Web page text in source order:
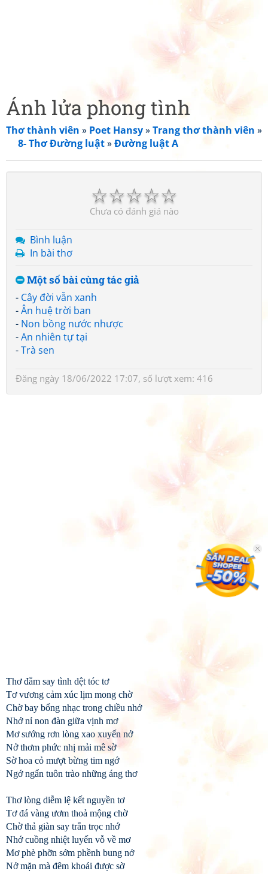
Ánh lửa phong tình
Thơ thành viên » Poet Hansy»Trang thơ thành viên »
8- Thơ Đường luật»Đường luật A
☆
☆
☆
☆
☆
Chưa có đánh giá nào
Bình luận
In bài thơ
Một số bài cùng tác giả
- Cây đời vẫn xanh
-Ân huệ trời ban
- Non bồng nước nhược
-An nhiên tự tại
-Trà sen
Đăng ngày 18/06/2022 17:07, số lượt xem: 416
Thơ đắm say tình dệt tóc tơ
Tơ vương cảm xúc lịm mong chờ
Chờ bay bổng nhạc trong chiều nhớ
Nhớ nỉ non đàn giữa vịnh mơ
Mơ sướng rơn lòng xao xuyến nở
Nở thơm phức nhị mải mê sờ
Sờ hoa cỏ mượt bừng tim ngớ
Ngớ ngẩn tuôn trào những áng thơ
Thơ lòng diễm lệ kết nguyền tơ
Tơ đá vàng ươm thoả mộng chờ
Chờ thả giàn say trằn trọc nhớ
Nhớ cuồng nhiệt luyến vỗ về mơ
Mơ phè phỡn sớm phềnh bung nở
Nở mặn mà đêm khoái được sờ